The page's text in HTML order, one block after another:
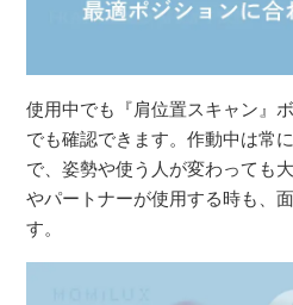
使用中でも『肩位置スキャン』
でも確認できます。作動中は常
で、姿勢や使う人が変わっても
やパートナーが使用する時も、
す。